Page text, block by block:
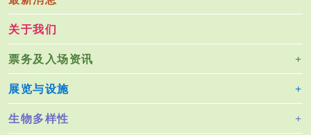
关于我们
票务及入场资讯
展览与设施
生物多样性